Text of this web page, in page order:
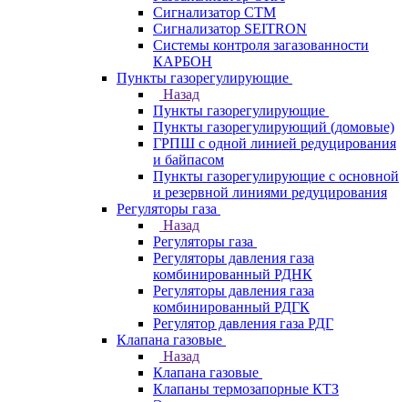
Сигнализатор СТМ
Сигнализатор SEITRON
Системы контроля загазованности
КАРБОН
Пункты газорегулирующие
Назад
Пункты газорегулирующие
Пункты газорегулирующий (домовые)
ГРПШ с одной линией редуцирования
и байпасом
Пункты газорегулирующие с основной
и резервной линиями редуцирования
Регуляторы газа
Назад
Регуляторы газа
Регуляторы давления газа
комбинированный РДНК
Регуляторы давления газа
комбинированный РДГК
Регулятор давления газа РДГ
Клапана газовые
Назад
Клапана газовые
Клапаны термозапорные КТЗ